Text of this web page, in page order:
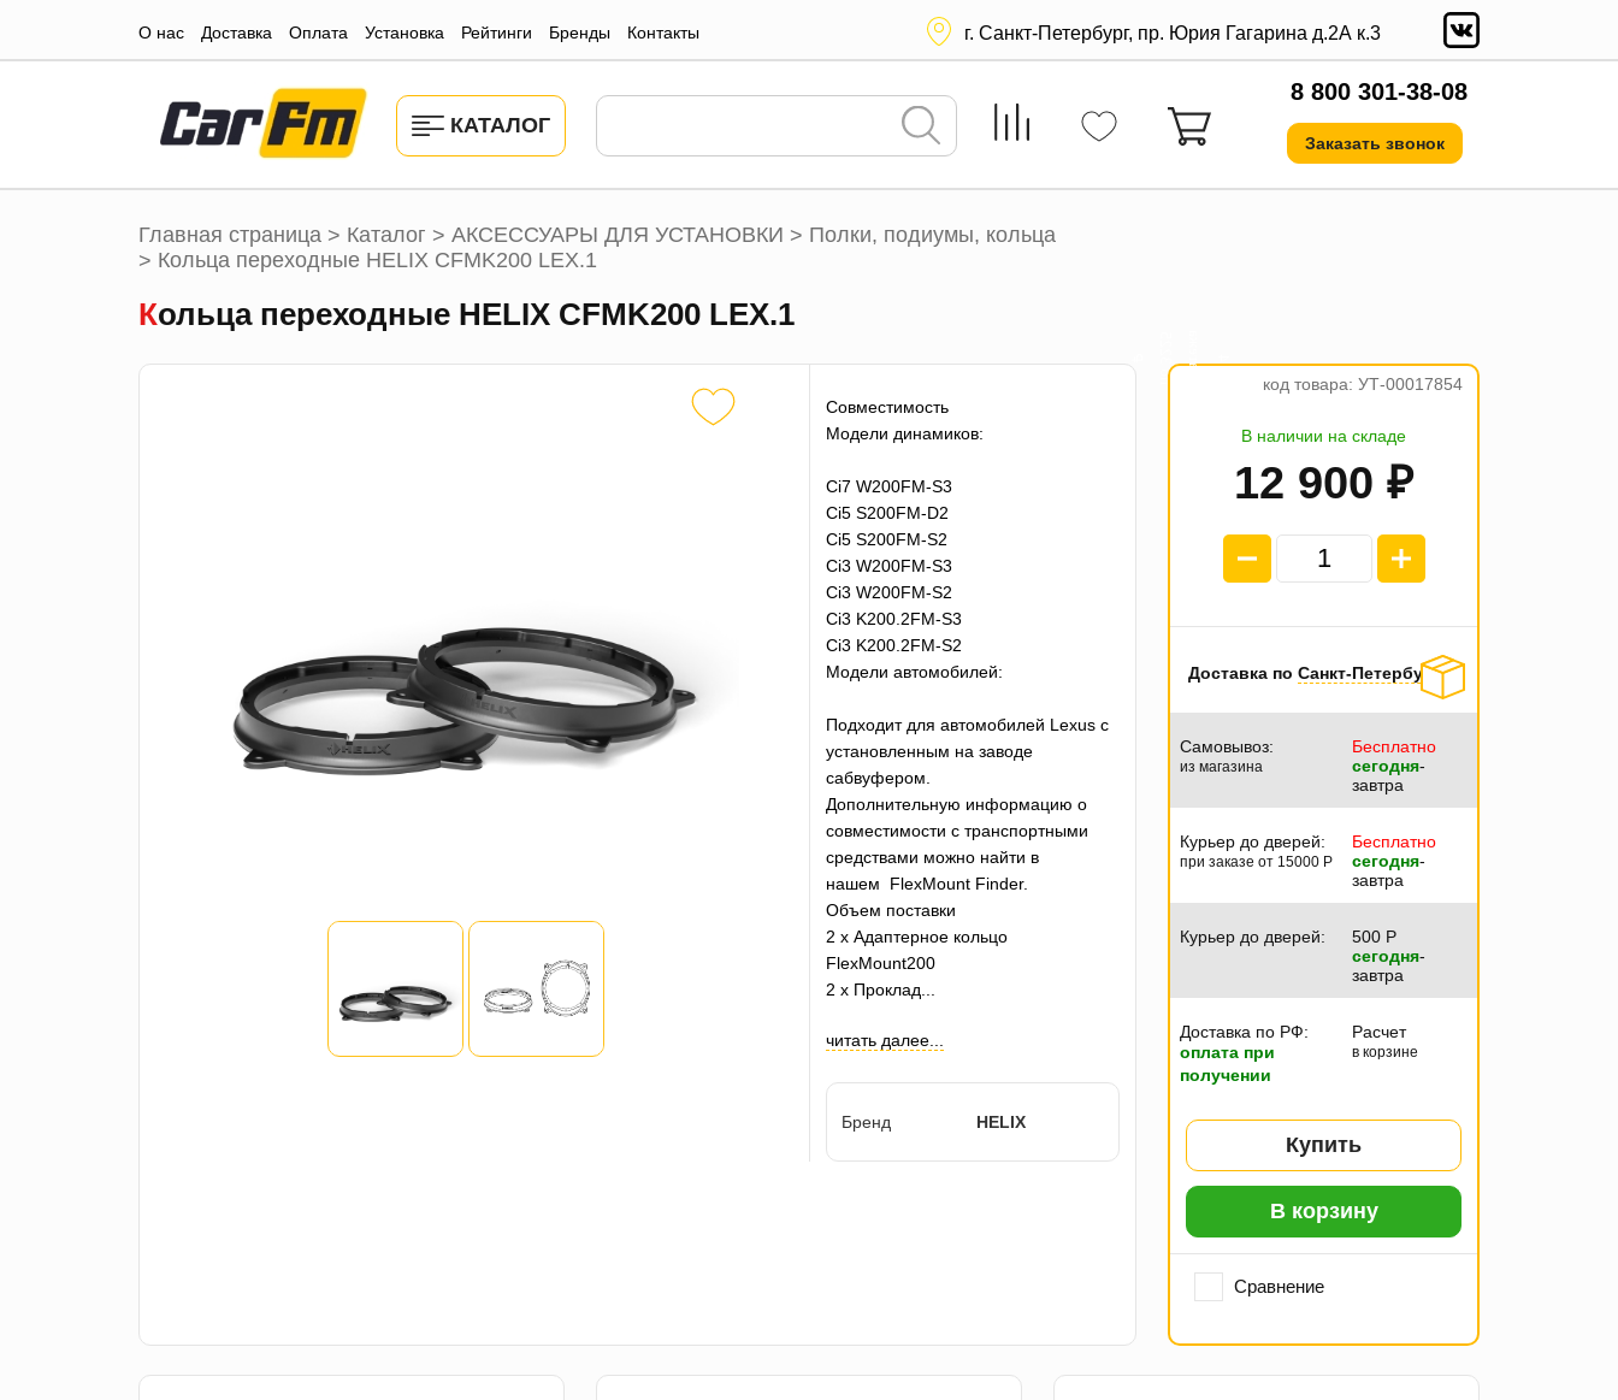
О нас Доставка Оплата Установка Рейтинги Бренды Контакты г. Санкт-Петербург, пр. Юрия Гагарина д.2А к.3
КАТАЛОГ
8 800 301-38-08
Заказать звонок
Главная страница > Каталог > АКСЕССУАРЫ ДЛЯ УСТАНОВКИ > Полки, подиумы, кольца
> Кольца переходные HELIX CFMK200 LEX.1
Кольца переходные HELIX CFMK200 LEX.1
Совместимость
Модели динамиков:
Ci7 W200FM-S3
Ci5 S200FM-D2
Ci5 S200FM-S2
Ci3 W200FM-S3
Ci3 W200FM-S2
Ci3 K200.2FM-S3
Ci3 K200.2FM-S2
Модели автомобилей:
Подходит для автомобилей Lexus с
установленным на заводе
сабвуфером.
Дополнительную информацию о
совместимости с транспортными
средствами можно найти в
нашем FlexMount Finder.
Объем поставки
2 x Адаптерное кольцо
FlexMount200
2 x Проклад...
читать далее...
Бренд HELIX
код товара: УТ-00017854
В наличии на складе
12 900 ₽
а
5
Доставка по Санкт-Петербургу
Самовывоз:
из магазина
Бесплатно
сегодня-
завтра
Курьер до дверей:
при заказе от 15000 P
Бесплатно
сегодня-
завтра
Курьер до дверей: 500 P
сегодня-
завтра
Доставка по РФ:
оплата при
получении
Расчет
в корзине
Купить
В корзину
Сравнение